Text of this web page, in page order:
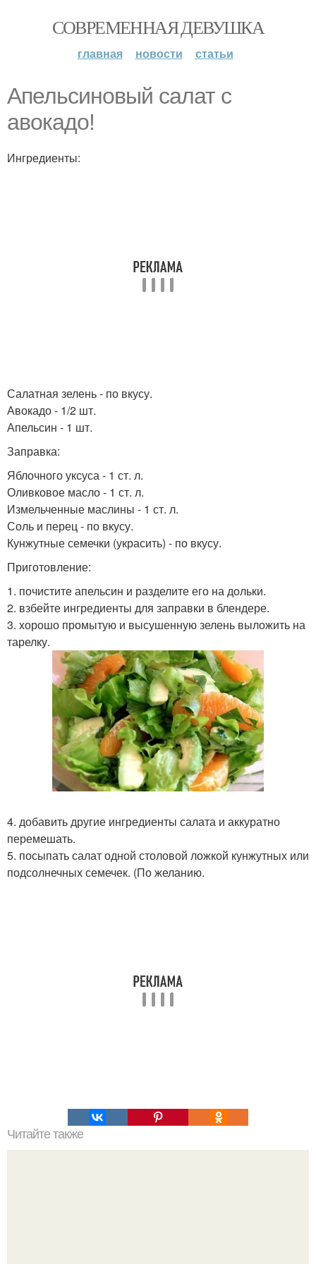
СОВРЕМЕННАЯ ДЕВУШКА
главная новости статьи
Апельсиновый салат с
авокадо!
Ингредиенты:
Салатная зелень - по вкусу.
Авокадо - 1/2 шт.
Апельсин - 1 шт.
Заправка:
Яблочного уксуса - 1 ст. л.
Оливковое масло - 1 ст. л.
Измельченные маслины - 1 ст. л.
Соль и перец - по вкусу.
Кунжутные семечки (украсить) - по вкусу.
Приготовление:
1. почистите апельсин и разделите его на дольки.
2. взбейте ингредиенты для заправки в блендере.
3. хорошо промытую и высушенную зелень выложить на
тарелку.
4. добавить другие ингредиенты салата и аккуратно
перемешать.
5. посыпать салат одной столовой ложкой кунжутных или
подсолнечных семечек. (По желанию.
Читайте также